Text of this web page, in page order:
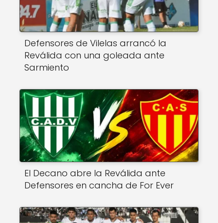
Defensores de Vilelas arrancó la
Reválida con una goleada ante
Sarmiento
El Decano abre la Reválida ante
Defensores en cancha de For Ever